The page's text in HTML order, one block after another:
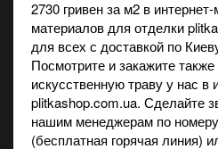
2730 гривен за м2 в
материалов для отделки
для всех с доставкой по
Посмотрите и закажите также
искусственную травуу нас в
plitkashop.com.ua. Сделайте
нашим менеджерам по
(бесплатная горячая линия)